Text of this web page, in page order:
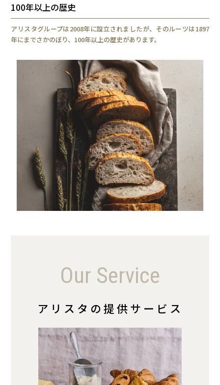
100年以上の歴史
アリスタグループは2008年に設立されましたが、そのルーツは1897
年にまでさかのぼり、100年以上の歴史があります。
VIEW MORE
Our Service
アリスタの提供サービス